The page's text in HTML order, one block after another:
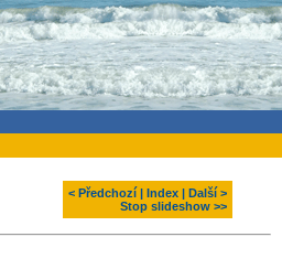
< Předchozí Index
Další >
Stop slideshow >>